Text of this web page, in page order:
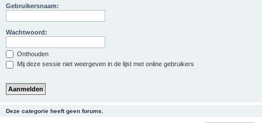
Gebruikersnaam:
Wachtwoord:
Onthouden
Mij deze sessie niet weergeven in de lijst met online gebruikers
Deze categorie heeft geen forums.